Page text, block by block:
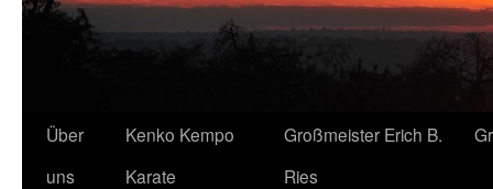
Zum
Inhalt
Über
uns
Kenko Kempo
Karate
Großmeister Erich B.
Ries